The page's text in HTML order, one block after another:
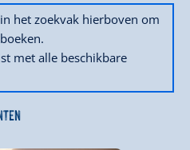
het zoekvak hierboven om
met alle beschikbare